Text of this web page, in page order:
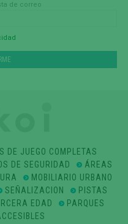
de correo
DE JUEGO COMPLETAS
DE SEGURIDAD
ÁREAS
MOBILIARIO URBANO
SEÑALIZACION
PISTAS
EDAD
PARQUES